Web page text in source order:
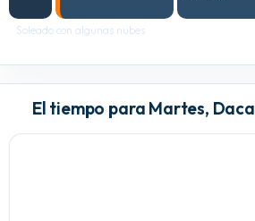
Soleado con algunas nubes
El tiempo para Martes, Daca